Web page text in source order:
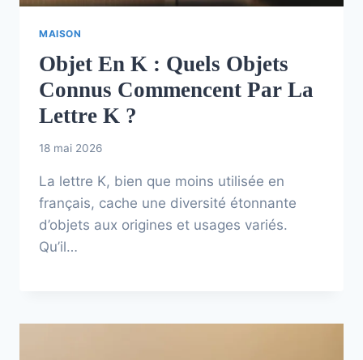
MAISON
Objet En K : Quels Objets
Connus Commencent Par La
Lettre K ?
18 mai 2026
La lettre K, bien que moins utilisée en
français, cache une diversité étonnante
d’objets aux origines et usages variés.
Qu’il…